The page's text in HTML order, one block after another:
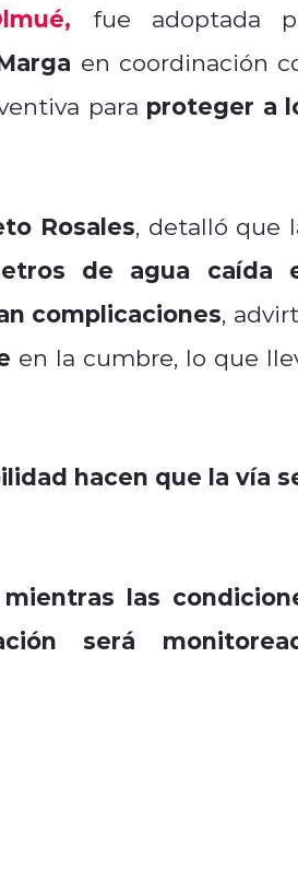
fue adoptada
en coordinación
para proteger a
Rosales, detalló que
de agua caída
complicaciones,
en la cumbre, lo que
hacen que la vía
las
será